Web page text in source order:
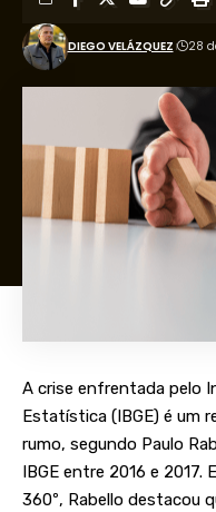
DIEGO VELÁZQUEZ 28
A crise enfrentada pelo
Estatística (IBGE) é um
rumo, segundo Paulo
IBGE entre 2016 e 2017.
360º, Rabello destacou